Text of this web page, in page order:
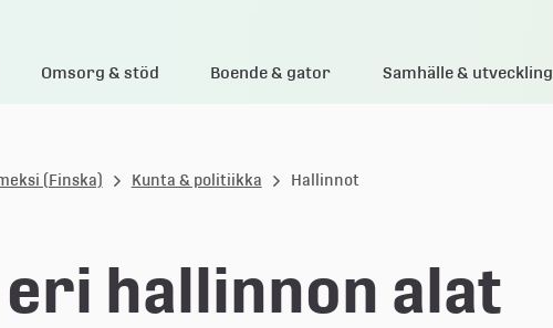
Omsorg & stöd Boende & gator Samhälle & utveckling
(Finska) Kunta & politiikka Hallinnot
eri hallinnon alat